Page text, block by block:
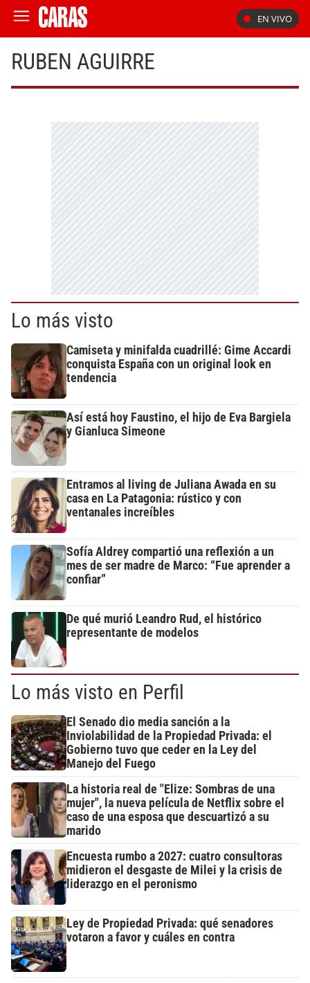
EN VIVO
RUBEN AGUIRRE
Lo más visto
Camiseta y minifalda cuadrillé: Gime Accardi
conquista España con un original look en
tendencia
Así está hoy Faustino, el hijo de Eva Bargiela
y Gianluca Simeone
Entramos al living de Juliana Awada en su
casa en La Patagonia: rústico y con
ventanales increíbles
Sofía Aldrey compartió una reflexión a un
mes de ser madre de Marco: “Fue aprender a
confiar”
De qué murió Leandro Rud, el histórico
representante de modelos
Lo más visto en Perfil
El Senado dio media sanción a la
Inviolabilidad de la Propiedad Privada: el
Gobierno tuvo que ceder en la Ley del
Manejo del Fuego
La historia real de "Elize: Sombras de una
mujer", la nueva película de Netflix sobre el
caso de una esposa que descuartizó a su
marido
Encuesta rumbo a 2027: cuatro consultoras
midieron el desgaste de Milei y la crisis de
liderazgo en el peronismo
Ley de Propiedad Privada: qué senadores
votaron a favor y cuáles en contra